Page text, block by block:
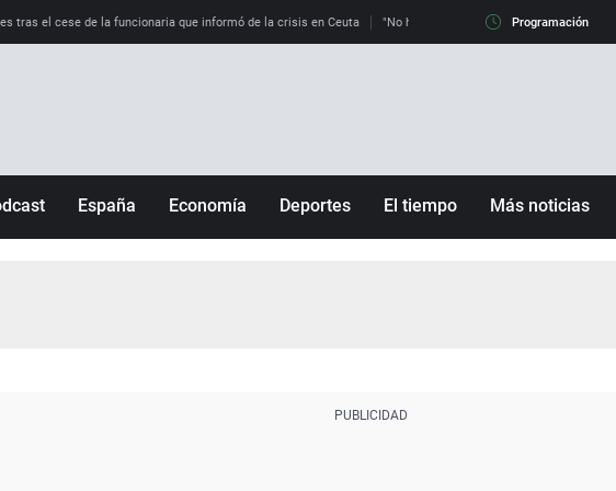
tras el cese de la funcionaria que informó de la crisis en Ceuta "No hay mafias, que no nos engañen":
Programación
España Economía Deportes El tiempo Más noticias